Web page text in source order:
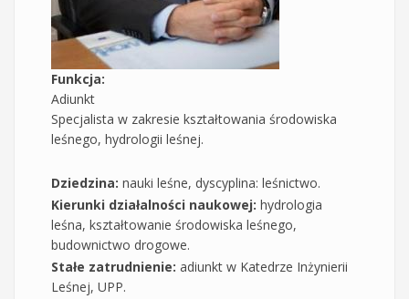
Funkcja:
Adiunkt
Specjalista w zakresie kształtowania środowiska
leśnego, hydrologii leśnej.
Dziedzina: nauki leśne, dyscyplina: leśnictwo.
Kierunki działalności naukowej: hydrologia
leśna, kształtowanie środowiska leśnego,
budownictwo drogowe.
Stałe zatrudnienie: adiunkt w Katedrze Inżynierii
Leśnej, UPP.